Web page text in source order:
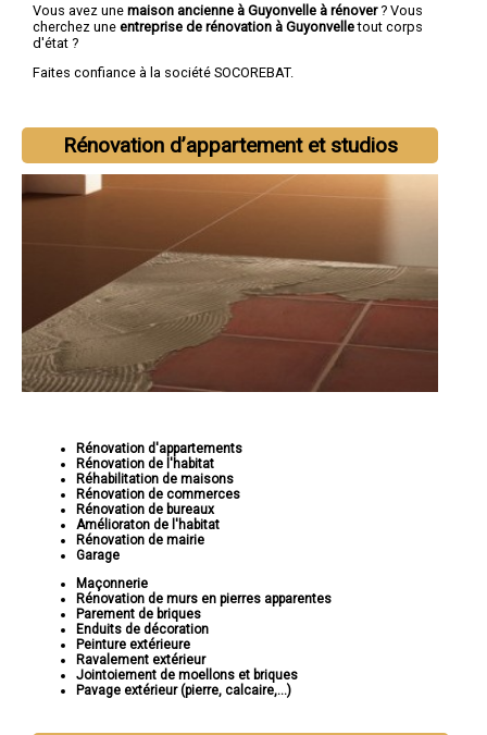
Vous avez une maison ancienne à Guyonvelle à rénover? Vous
cherchez une entreprise de rénovation à Guyonvelletout corps
d'état ?
Faites confiance à la société SOCOREBAT.
Rénovation d’appartement et studios
Rénovation d'appartements
Rénovation de l'habitat
Réhabilitation de maisons
Rénovation de commerces
Rénovation de bureaux
Amélioraton de l'habitat
Rénovation de mairie
Garage
Maçonnerie
Rénovation de murs en pierres apparentes
Parement de briques
Enduits de décoration
Peinture extérieure
Ravalement extérieur
Jointoiement de moellons et briques
Pavage extérieur (pierre, calcaire,...)